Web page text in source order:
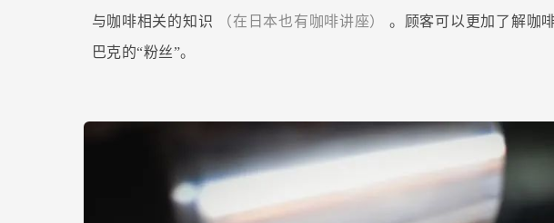
与咖啡相关的知识
（在日本也有咖啡讲座） 。顾客可以更加了解咖
巴克的“粉丝”。